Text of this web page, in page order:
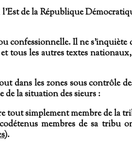
de la République
confessionnelle. Il ne s'inquiète
tous les autres textes
dans les zones sous contrôle
la situation des sieurs :
tout simplement membre de la
membres de sa tribu
).